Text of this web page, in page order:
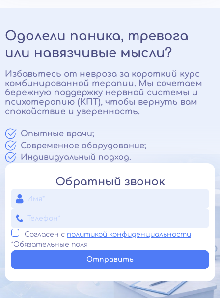
Одолели паника, тревога
или навязчивые мысли?
Избавьтесь от невроза за короткий курс
комбинированной терапии. Мы сочетаем
бережную поддержку нервной системы и
психотерапию (КПТ), чтобы вернуть вам
спокойствие и уверенность.
Опытные врачи;
Современное оборудование;
Индивидуальный подход.
Обратный звонок
Согласен с политикой конфиденциальности
*Обязательные поля
Отправить